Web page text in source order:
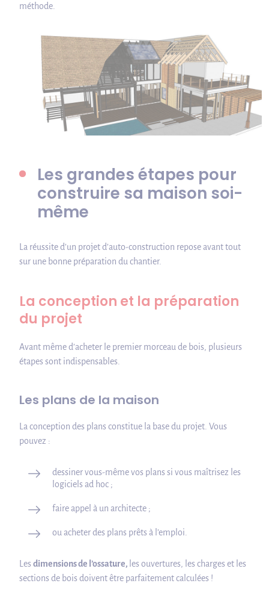
méthode.
Les grandes étapes pour
construire sa maison soi-
même
La réussite d’un projet d’auto-construction repose avant tout
sur une bonne préparation du chantier.
La conception et la préparation
du projet
Avant même d’acheter le premier morceau de bois, plusieurs
étapes sont indispensables.
Les plans de la maison
La conception des plans constitue la base du projet. Vous
pouvez :
dessiner vous-même vos plans si vous maîtrisez les
logiciels ad hoc ;
faire appel à un architecte ;
ou acheter des plans prêts à l’emploi.
Lesdimensions de l’ossature, les ouvertures, les charges et les
sections de bois doivent être parfaitement calculées !